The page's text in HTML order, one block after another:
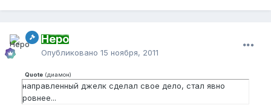
Неро
Опубликовано 15 ноября, 2011
Quote (диамон)
направленный джелк сделал свое дело, стал явно
ровнее...